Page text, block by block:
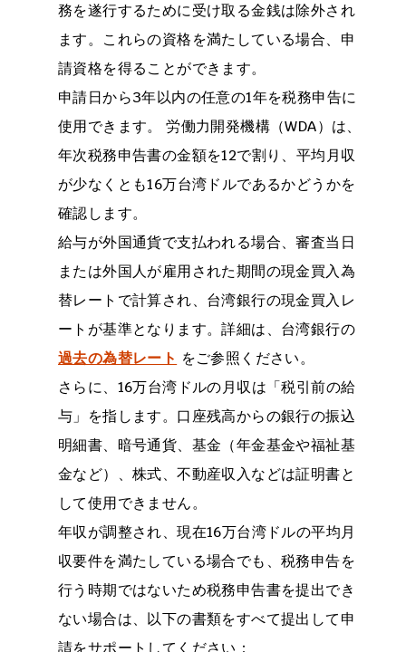
務を遂行するために受け取る金銭は除外され
ます。これらの資格を満たしている場合、申
請資格を得ることができます。
申請日から3年以内の任意の1年を税務申告に
使用できます。 労働力開発機構（WDA）は、
年次税務申告書の金額を12で割り、平均月収
が少なくとも16万台湾ドルであるかどうかを
確認します。
給与が外国通貨で支払われる場合、審査当日
または外国人が雇用された期間の現金買入為
替レートで計算され、台湾銀行の現金買入レ
ートが基準となります。詳細は、台湾銀行の
過去の為替レート をご参照ください。
さらに、16万台湾ドルの月収は「税引前の給
与」を指します。口座残高からの銀行の振込
明細書、暗号通貨、基金（年金基金や福祉基
金など）、株式、不動産収入などは証明書と
して使用できません。
年収が調整され、現在16万台湾ドルの平均月
収要件を満たしている場合でも、税務申告を
行う時期ではないため税務申告書を提出でき
ない場合は、以下の書類をすべて提出して申
請をサポートしてください：